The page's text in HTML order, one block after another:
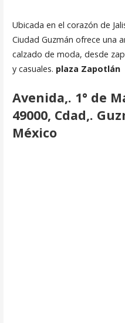
Ubicada en el corazón de
Ciudad Guzmán ofrece una
calzado de moda, desde
y casuales. plaza Zapotlán
Avenida,. 1° de
49000, Cdad,.
México